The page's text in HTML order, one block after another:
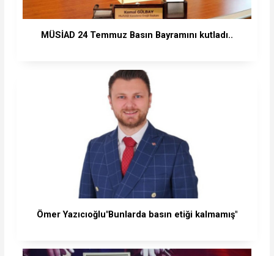
MÜSİAD 24 Temmuz Basın Bayramını kutladı..
Ömer Yazıcıoğlu"Bunlarda basın etiği kalmamış"